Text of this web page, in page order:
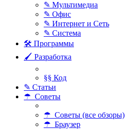
✎ Мультимедиа
✎ Офис
✎ Интернет и Сеть
✎ Система
🛠 Программы
🖌 Разработка
§§ Код
✎ Статьи
☂ Советы
☂ Советы (все обзоры)
☂ Браузер